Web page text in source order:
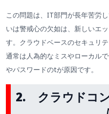
この問題は、IT部門が長年苦労
いは警戒心の欠如は、新しいエ
す。クラウドベースのセキュリ
通常は人為的なミスやローカル
やパスワードのtが原因です。
2. クラウドコ